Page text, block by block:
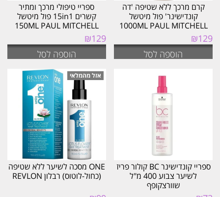
קרם מרכך ללא שטיפה 'דה
קונדישינר' פול מיטשל
1000ML PAUL MITCHELL
₪129
הוספה לסל
ספריי טיפולי מרכך ומתיר
קשרים 15in1 פול מיטשל
150ML PAUL MITCHELL
₪129
הוספה לסל
ספריי קונדישינר BC קולור פריז
לשיער צבוע 400 מ"ל
שוורצקופף
ONE מסכה לשיער ללא שטיפה
(כחול-לוטוס) רבלון REVLON